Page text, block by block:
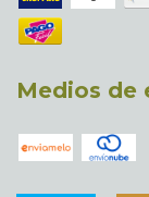
Medios de